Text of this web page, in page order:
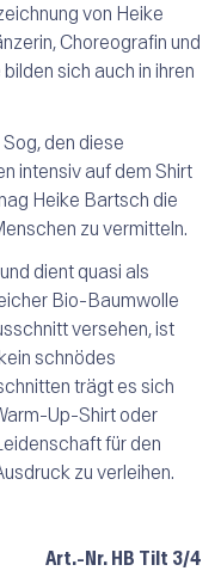
von Heike
Choreografin und
sich auch in ihren
den diese
intensiv auf dem Shirt
Heike Bartsch die
zu vermitteln.
dient quasi als
Bio-Baumwolle
versehen, ist
schnödes
trägt es sich
Up-Shirt oder
für den
zu verleihen.
Art.-Nr. HB Tilt 3/4